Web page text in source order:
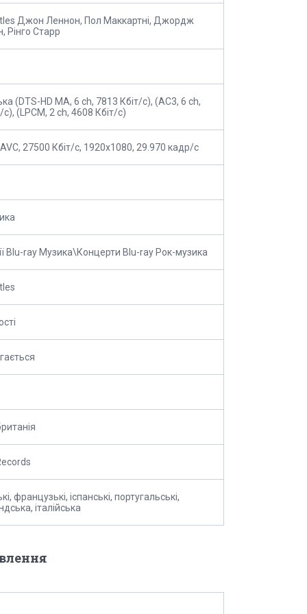
Джон Леннон, Пол Маккартні, Джордж
Рінго Старр
(DTS-HD MA, 6 ch, 7813 Кбіт/с), (AC3, 6 ch,
с), (LPCM, 2 ch, 4608 Кбіт/с)
27500 Кбіт/с, 1920x1080, 29.970 кадр/с
Blu-ray Музика\Концерти Blu-ray Рок-музика
французькі, іспанські, португальські,
італійська